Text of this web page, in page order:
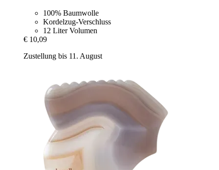
100% Baumwolle
Kordelzug-Verschluss
12 Liter Volumen
€ 10,09
Zustellung bis 11. August